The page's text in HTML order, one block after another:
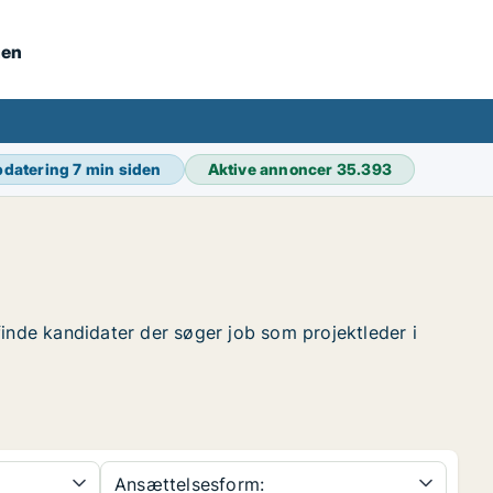
7 min siden Aktive annoncer 35.393
kandidater der søger job som projektleder i
Ansættelsesform: